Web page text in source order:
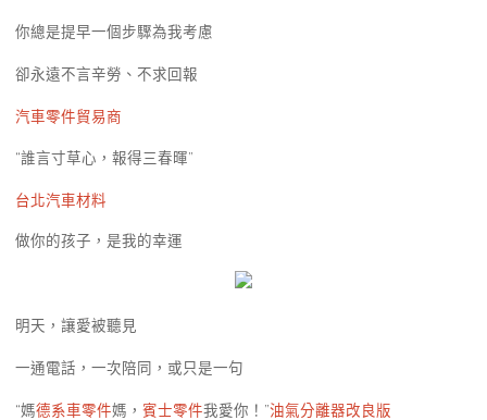
你總是提早一個步驟為我考慮
卻永遠不言辛勞、不求回報
汽車零件貿易商
“誰言寸草心，報得三春暉”
台北汽車材料
做你的孩子，是我的幸運
明天，讓愛被聽見
一通電話，一次陪同，或只是一句
“媽德系車零件媽， 賓士零件我愛你！”油氣分離器改良版